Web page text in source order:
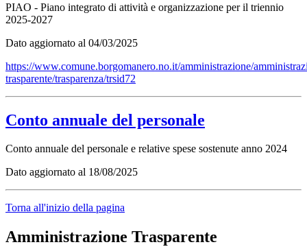
PIAO - Piano integrato di attività e organizzazione per il triennio
2025-2027
Dato aggiornato al 04/03/2025
https://www.comune.borgomanero.no.it/amministrazione/
trasparente/trasparenza/trsid72
Conto annuale del personale
Conto annuale del personale e relative spese sostenute anno 2024
Dato aggiornato al 18/08/2025
Torna all'inizio della pagina
Amministrazione Trasparente